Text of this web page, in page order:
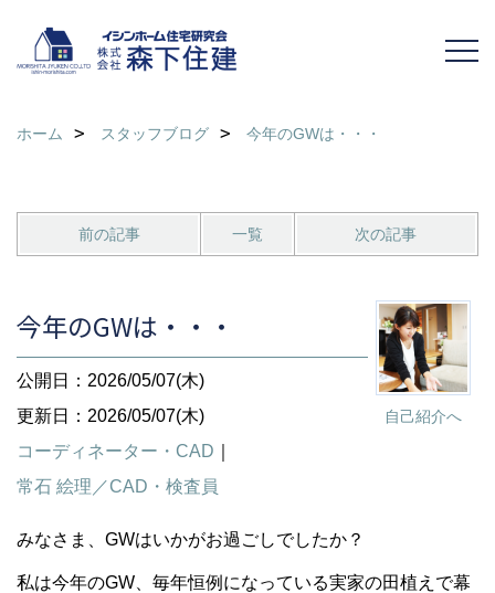
ホーム スタッフブログ 今年のGWは・・・
前の記事 一覧 次の記事
自己紹介へ
今年のGWは・・・
公開日：2026/05/07(木)
更新日：2026/05/07(木)
コーディネーター・CAD
常石 絵理／CAD・検査員
みなさま、GWはいかがお過ごしでしたか？
私は今年のGW、毎年恒例になっている実家の田植えで幕